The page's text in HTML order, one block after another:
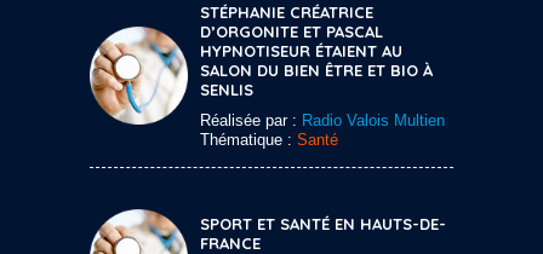
STÉPHANIE CRÉATRICE
D’ORGONITE ET PASCAL
HYPNOTISEUR ÉTAIENT AU
SALON DU BIEN ÊTRE ET BIO À
SENLIS
Réalisée par : Radio Valois Multien
Thématique : Santé
SPORT ET SANTÉ EN HAUTS-DE-
FRANCE